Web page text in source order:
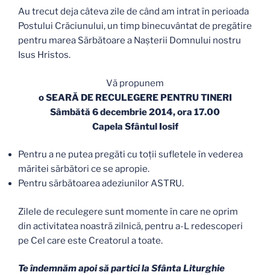
Au trecut deja câteva zile de când am intrat în perioada
Postului Crăciunului, un timp binecuvântat de pregătire
pentru marea Sărbătoare a Naşterii Domnului nostru
Isus Hristos.
Vă propunem
o SEARĂ DE RECULEGERE PENTRU TINERI
Sâmbătă 6 decembrie 2014, ora 17.00
Capela Sfântul Iosif
Pentru a ne putea pregăti cu toţii sufletele în vederea
măritei sărbători ce se apropie.
Pentru sărbătoarea adeziunilor ASTRU.
Zilele de reculegere sunt momente în care ne oprim
din activitatea noastră zilnică, pentru a-L redescoperi
pe Cel care este Creatorul a toate.
Te îndemnăm apoi să partici la Sfânta Liturghie